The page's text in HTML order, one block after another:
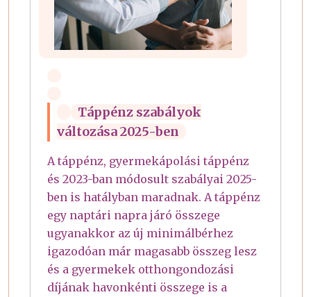
Táppénz szabályok
változása 2025-ben
A táppénz, gyermekápolási táppénz
és 2023-ban módosult szabályai 2025-
ben is hatályban maradnak. A táppénz
egy naptári napra járó összege
ugyanakkor az új minimálbérhez
igazodóan már magasabb összeg lesz
és a gyermekek otthongondozási
díjának havonkénti összege is a